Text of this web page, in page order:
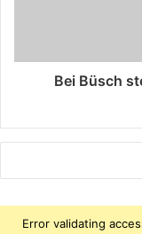
Bei Büsch
Error validating